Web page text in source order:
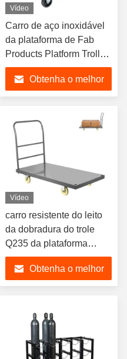
Vídeo
Carro de aço inoxidável
da plataforma de Fab
Products Platform Trolley
500kg do metal
Obtenha o melhor
Vídeo
carro resistente do leito
da dobradura do trole
Q235 da plataforma
2000lbs
Obtenha o melhor